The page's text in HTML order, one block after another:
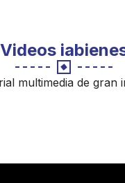
Videos
multimedia de gran